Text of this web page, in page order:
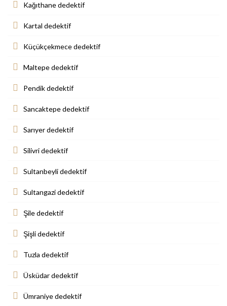
Kağıthane dedektif
Kartal dedektif
Küçükçekmece dedektif
Maltepe dedektif
Pendik dedektif
Sancaktepe dedektif
Sarıyer dedektif
Silivri dedektif
Sultanbeyli dedektif
Sultangazi dedektif
Şile dedektif
Şişli dedektif
Tuzla dedektif
Üsküdar dedektif
Ümraniye dedektif